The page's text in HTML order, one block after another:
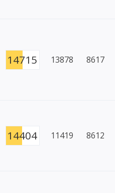
14715 13878 8617
14404 11419 8612